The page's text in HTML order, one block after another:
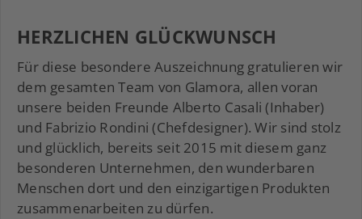
HERZLICHEN GLÜCKWUNSCH
Für diese besondere Auszeichnung gratulieren wir
dem gesamten Team von Glamora, allen voran
unsere beiden Freunde Alberto Casali (Inhaber)
und Fabrizio Rondini (Chefdesigner). Wir sind stolz
und glücklich, bereits seit 2015 mit diesem ganz
besonderen Unternehmen, den wunderbaren
Menschen dort und den einzigartigen Produkten
zusammenarbeiten zu dürfen.